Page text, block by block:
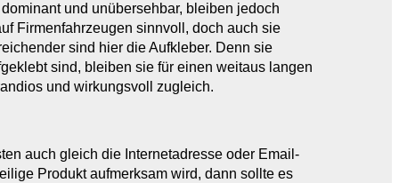
und unübersehbar, bleiben jedoch
Firmenfahrzeugen sinnvoll, doch auch sie
sind hier die Aufkleber. Denn sie
sind, bleiben sie für einen weitaus langen
und wirkungsvoll zugleich.
auch gleich die Internetadresse oder Email-
Produkt aufmerksam wird, dann sollte es